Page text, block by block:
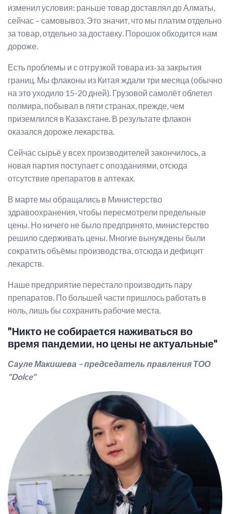
изменил условия: раньше товар доставлял до Алматы,
сейчас – самовывоз. Это значит, что мы платим отдельно
за товар, отдельно за доставку. Порошок обходится нам
дороже.
Есть проблемы и с отгрузкой товара из-за закрытия
границ. Мы флаконы из Китая ждали три месяца (обычно
на это уходило 15-20 дней). Грузовой самолёт облетел
полмира, побывал в пяти странах, прежде, чем
приземлился в Казахстане. В результате флакон
оказался дороже лекарства.
Сейчас сырьё у всех производителей закончилось, а
новая партия поступает с опозданиями, отсюда
отсутствие препаратов в аптеках.
В марте мы обращались в Министерство
здравоохранения, чтобы пересмотрели предельные
цены. Но ничего не было предпринято, министерство
решило сдерживать цены. Многие вынуждены были
сократить объёмы производства, отсюда и дефицит
лекарств.
Наше предприятие перестало производить пару
препаратов. По большей части пришлось работать в
ноль, лишь бы сохранить рабочие места.
"Никто не собирается наживаться во
время пандемии, но цены не актуальные"
Сауле Макишева – председатель правления ТОО
"Dolce"